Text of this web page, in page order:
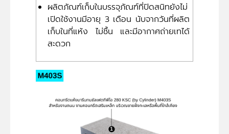
ผลิตภัณฑ์เก็บในบรรจุภัณฑ์ที่ปิดสนิทยังไม่
เปิดใช้งานมีอายุ 3 เดือน นับจากวันที่ผลิต
เก็บในที่แห้ง ไม่ชื้น และมีอากาศถ่ายเทได้
สะดวก